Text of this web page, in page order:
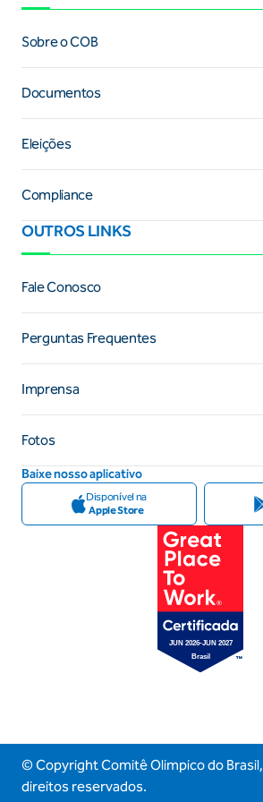
Sobre o COB
Documentos
Eleições
Compliance
OUTROS LINKS
Fale Conosco
Perguntas Frequentes
Imprensa
Fotos
Baixe nosso aplicativo
Disponível na
Apple Store
© Copyright Comitê Olimpico do Brasil,
direitos reservados.